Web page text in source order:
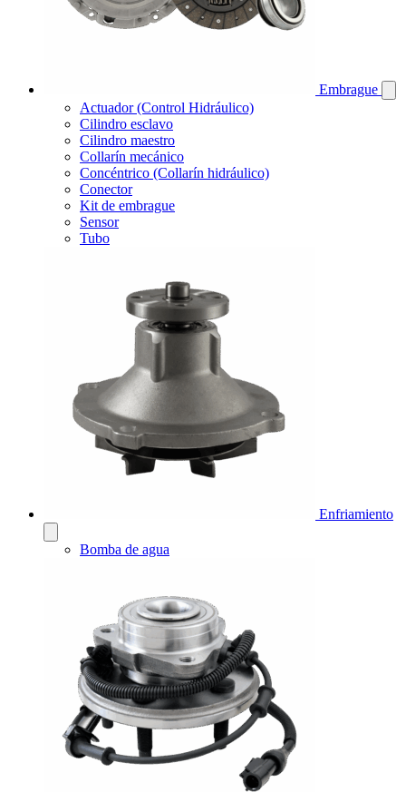
Embrague
Actuador (Control Hidráulico)
Cilindro esclavo
Cilindro maestro
Collarín mecánico
Concéntrico (Collarín hidráulico)
Conector
Kit de embrague
Sensor
Tubo
Enfriamiento
Bomba de agua